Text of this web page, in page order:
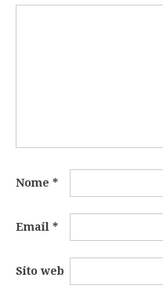
Nome *
Email *
Sito web